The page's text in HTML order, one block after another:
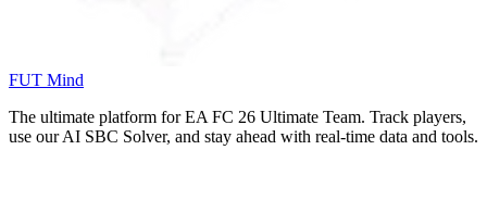
FUT Mind
The ultimate platform for EA FC 26 Ultimate Team. Track players,
use our AI SBC Solver, and stay ahead with real-time data and tools.